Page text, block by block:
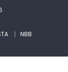
NBB